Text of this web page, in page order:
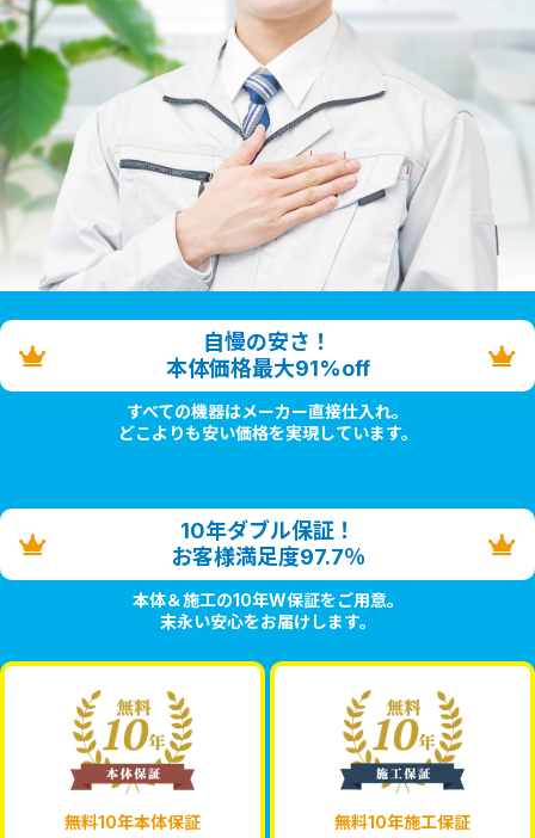
自慢の安さ！
本体価格最大91%off
すべての機器はメーカー直接仕入れ。
どこよりも安い価格を実現しています。
10年ダブル保証！
お客様満足度97.7％
本体＆施工の10年W保証をご用意。
末永い安心をお届けします。
無料10年本体保証 無料10年施工保証